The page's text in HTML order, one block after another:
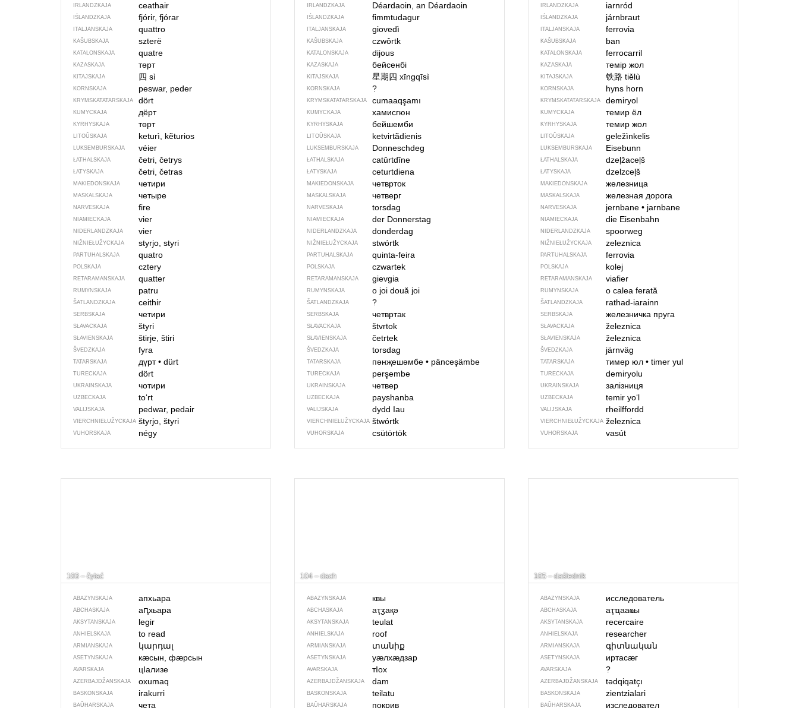
IRLANDZKAJA ceathair
IŚLANDZKAJA fjórir, fjórar
ITALJANSKAJA quattro
KAŠUBSKAJA szterë
KATALONSKAJA quatre
KAZASKAJA төрт
KITAJSKAJA 四 sì
KORNSKAJA peswar, peder
KRYMSKA­TATARSKAJA dört
KUMYCKAJA дёрт
KYRHYSKAJA төрт
LITOŬSKAJA keturì, kẽturios
LUKSEMBURSKAJA véier
ŁATHALSKAJA četri, četrys
ŁATYSKAJA četri, četras
MAKIEDONSKAJA четири
MASKALSKAJA четыре
NARVESKAJA fire
NIAMIECKAJA vier
NIDERLANDZKAJA vier
NIŽNIEŁUŽYCKAJA styrjo, styri
PARTUHALSKAJA quatro
POLSKAJA cztery
RETARAMANSKAJA quatter
RUMYNSKAJA patru
ŠATLANDZKAJA ceithir
SERBSKAJA четири
SŁAVACKAJA štyri
SŁAVIENSKAJA štirje, štiri
ŠVEDZKAJA fyra
TATARSKAJA дүрт•dürt
TURECKAJA dört
UKRAINSKAJA чотири
UZBECKAJA to‘rt
VALIJSKAJA pedwar, pedair
VIERCHNIE­ŁUŽYCKAJA štyrjo, štyri
VUHORSKAJA négy
IRLANDZKAJA Déardaoin, an Déardaoin
IŚLANDZKAJA fimmtudagur
ITALJANSKAJA giovedì
KAŠUBSKAJA czwôrtk
KATALONSKAJA dijous
KAZASKAJA бейсенбі
KITAJSKAJA 星期四 xīngqīsì
KORNSKAJA ?
KRYMSKA­TATARSKAJA cumaaqşamı
KUMYCKAJA хамисгюн
KYRHYSKAJA бейшемби
LITOŬSKAJA ketvirtãdienis
LUKSEMBURSKAJA Donneschdeg
ŁATHALSKAJA catūrtdīne
ŁATYSKAJA ceturtdiena
MAKIEDONSKAJA четврток
MASKALSKAJA четверг
NARVESKAJA torsdag
NIAMIECKAJA der Donnerstag
NIDERLANDZKAJA donderdag
NIŽNIEŁUŽYCKAJA stwórtk
PARTUHALSKAJA quinta-feira
POLSKAJA czwartek
RETARAMANSKAJA gievgia
RUMYNSKAJA o joi două joi
ŠATLANDZKAJA ?
SERBSKAJA четвртак
SŁAVACKAJA štvrtok
SŁAVIENSKAJA četrtek
ŠVEDZKAJA torsdag
TATARSKAJA пәнҗешәмбе • pänceşämbe
TURECKAJA perşembe
UKRAINSKAJA четвер
UZBECKAJA payshanba
VALIJSKAJA dydd Iau
VIERCHNIE­ŁUŽYCKAJA štwórtk
VUHORSKAJA csütörtök
IRLANDZKAJA iarnród
IŚLANDZKAJA járnbraut
ITALJANSKAJA ferrovia
KAŠUBSKAJA ban
KATALONSKAJA ferrocarril
KAZASKAJA темір жол
KITAJSKAJA 铁路tiělù
KORNSKAJA hyns horn
KRYMSKA­TATARSKAJA demiryol
KUMYCKAJA темир ёл
KYRHYSKAJA темир жол
LITOŬSKAJA geležìnkelis
LUKSEMBURSKAJA Eisebunn
ŁATHALSKAJA dzeļžaceļš
ŁATYSKAJA dzelzceļš
MAKIEDONSKAJA железница
MASKALSKAJA железная дорога
NARVESKAJA jernbane• jarnbane
NIAMIECKAJA die Eisenbahn
NIDERLANDZKAJA spoorweg
NIŽNIEŁUŽYCKAJA zeleznica
PARTUHALSKAJA ferrovia
POLSKAJA kolej
RETARAMANSKAJA viafier
RUMYNSKAJA o calea ferată
ŠATLANDZKAJA rathad-iarainn
SERBSKAJA железничка пруга
SŁAVACKAJA železnica
SŁAVIENSKAJA železnica
ŠVEDZKAJA järnväg
TATARSKAJA тимер юл• timer yul
TURECKAJA demiryolu
UKRAINSKAJA залізниця
UZBECKAJA temir yoʻl
VALIJSKAJA rheilffordd
VIERCHNIE­ŁUŽYCKAJA železnica
VUHORSKAJA vasút
103 – čytać
ABAZYNSKAJA апхьара
ABCHASKAJA аԥхьара
AKSYTANSKAJA legir
ANHIELSKAJA to read
ARMIANSKAJA կարդալ
ASETYNSKAJA кӕсын, фӕрсын
AVARSKAJA цIализе
AZERBAJDŽAN­SKAJA oxumaq
BASKONSKAJA irakurri
BAŬHARSKAJA чета
104 – dach
ABAZYNSKAJA квы
ABCHASKAJA аҭӡақә
AKSYTANSKAJA teulat
ANHIELSKAJA roof
ARMIANSKAJA տանիք
ASETYNSKAJA уӕлхӕдзар
AVARSKAJA тIох
AZERBAJDŽAN­SKAJA dam
BASKONSKAJA teilatu
BAŬHARSKAJA покрив
105 – daślednik
ABAZYNSKAJA исследователь
ABCHASKAJA аҭҵааҩы
AKSYTANSKAJA recercaire
ANHIELSKAJA researcher
ARMIANSKAJA գիտնական
ASETYNSKAJA иртасӕг
AVARSKAJA ?
AZERBAJDŽAN­SKAJA tədqiqatçı
BASKONSKAJA zientzialari
BAŬHARSKAJA изследовател